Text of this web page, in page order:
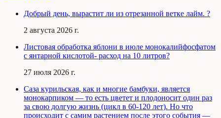
Добрый день, вырастит ли из отрезанной ветке лайм. ?
2 августа 2026 г.
Листовая обработка яблони в июле монокалийфосфатом
с янтарной кислотой- расход на 10 литров?
27 июля 2026 г.
Саза курильская, как и многие бамбуки, является
монокарпиком — то есть цветет и плодоносит один раз
за свою долгую жизнь (цикл в 60-120 лет). Но что
происходит с самим растением после этого события —